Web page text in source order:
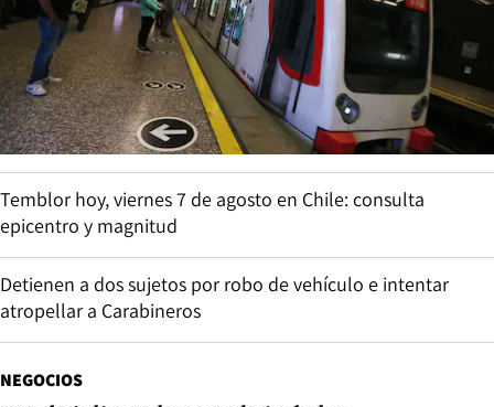
Temblor hoy, viernes 7 de agosto en Chile: consulta
epicentro y magnitud
Detienen a dos sujetos por robo de vehículo e intentar
atropellar a Carabineros
NEGOCIOS